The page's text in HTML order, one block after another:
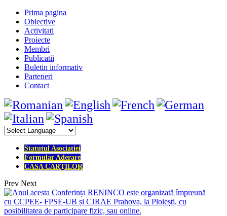
Prima pagina
Obiective
Activitati
Proiecte
Membri
Publicatii
Buletin informativ
Parteneri
Contact
Statutul Asociatiei
Formular Aderare
CASA CĂRȚILOR
Prev Next